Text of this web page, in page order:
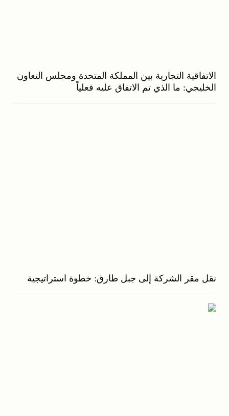
الاتفاقية التجارية بين المملكة المتحدة ومجلس التعاون
الخليجي: ما الذي تم الاتفاق عليه فعلياً
نقل مقر الشركة إلى جبل طارق: خطوة استراتيجية